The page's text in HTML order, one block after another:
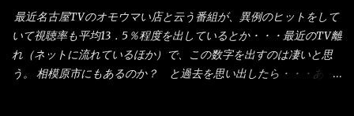
ずに汁も薄らむこともなく・・最後の方で＜だし汁＞を少し追加
しました。 腹イッパイだけど、得サイズは全てお腹の中へ収まっ
たし満足達成度100％ 苦しいと云う事も無いな！ まだ鶏天1個位
は入りそうだね。 と云う事で、今回＜釜揚げうどんの湯無し＞を
試したら、確...
讃岐饂飩チェーン店と関係があるのか？ 箱詰め乾麺！ このパッ
ケージからすれば、間違いなく贈答用目的でしょう。 そんな贈答
用箱詰め饂飩・・・またもやメガドンキで発見し購入！ 中身は、
この様な状態です。 乾麺の束が6束／一パックになっており、それ
最近名古屋TVのオモウマい店と云う番組が、異例のヒットをして
いて視聴率も平均13．5％程度を出しているとか・・・最近のTV離
れ（ネットに流れているほか）で、この数字を出すのは凄いと思
う。 相模原市にもあるのか？ と過去を思い出したら・・・あっ